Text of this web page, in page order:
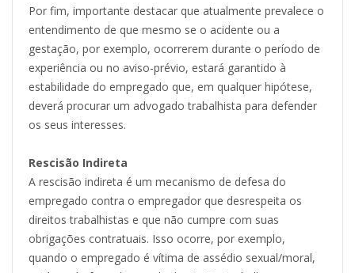
Por fim, importante destacar que atualmente prevalece o
entendimento de que mesmo se o acidente ou a
gestação, por exemplo, ocorrerem durante o período de
experiência ou no aviso-prévio, estará garantido à
estabilidade do empregado que, em qualquer hipótese,
deverá procurar um advogado trabalhista para defender
os seus interesses.
Rescisão Indireta
A rescisão indireta é um mecanismo de defesa do
empregado contra o empregador que desrespeita os
direitos trabalhistas e que não cumpre com suas
obrigações contratuais. Isso ocorre, por exemplo,
quando o empregado é vítima de assédio sexual/moral,